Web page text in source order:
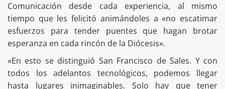
Comunicación desde cada experiencia, al mismo
tiempo que les felicitó animándoles a «no escatimar
esfuerzos para tender puentes que hagan brotar
esperanza en cada rincón de la Diócesis».
«En esto se distinguió San Francisco de Sales. Y con
todos los adelantos tecnológicos, podemos llegar
hasta lugares inimaginables. Solo hay que tener